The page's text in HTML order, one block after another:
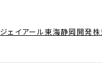
ジェイアール東海静岡開発